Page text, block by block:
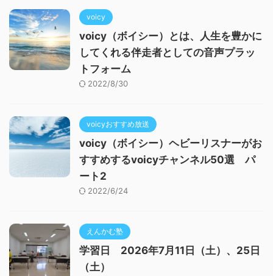
voicy
voicy（ボイシー）とは、人生を豊かに
してくれる伴走者としての音声プラッ
トフォーム
2022/8/30
voicyおすすめ放送
voicy（ボイシー）ヘビーリスナーがお
すすめするvoicyチャンネル50選 パ
ート2
2022/6/24
えんかむ塾
学習日 2026年7月11日（土）、25日
（土）